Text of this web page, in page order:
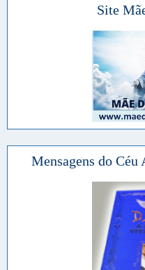
Site
Mensagens do Céu